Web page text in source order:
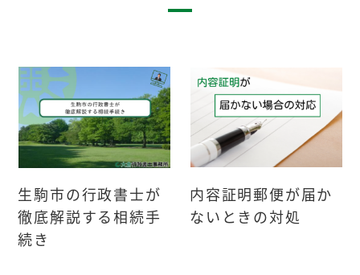
生駒市の行政書士が
徹底解説する相続手
続き
内容証明郵便が届か
ないときの対処